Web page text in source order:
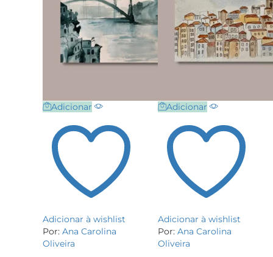
Adicionar
Adicionar à wishlist
Por: Ana Carolina
Oliveira
Adicionar
Adicionar à wishlist
Por: Ana Carolina
Oliveira